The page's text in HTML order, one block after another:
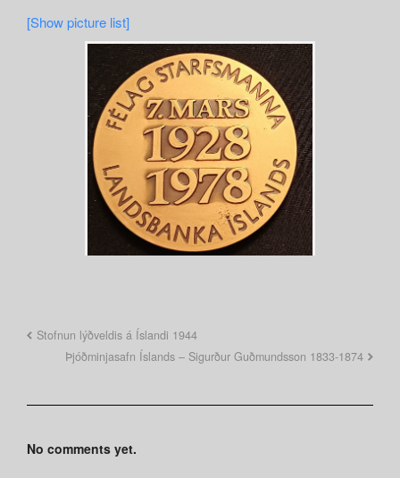
[Show picture list]
Stofnun lýðveldis á Íslandi 1944
Þjóðminjasafn Íslands – Sigurður Guðmundsson 1833-1874
No comments yet.